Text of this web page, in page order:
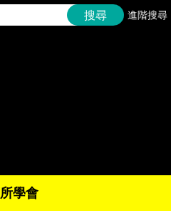
搜尋 進階搜尋
所學會